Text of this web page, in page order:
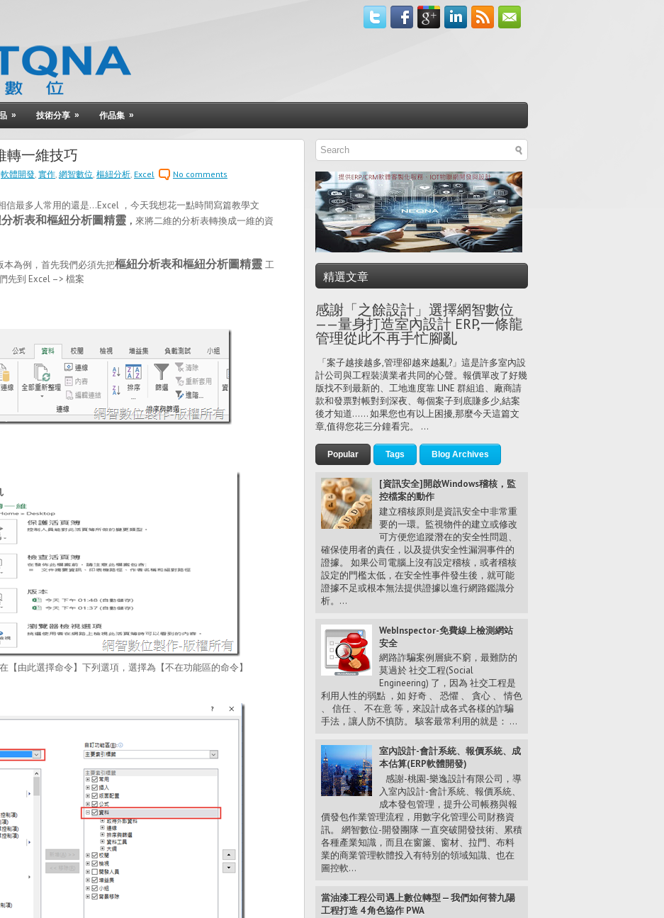
» 技術分享 » 作品集 »
轉一維技巧
軟體開發, 實作, 網智數位, 樞紐分析, Excel No comments
最多人常用的還是…Excel ，今天我想花一點時間寫篇教學文
析表和樞紐分析圖精靈 ， 來將二維的分析表轉換成一維的資
為例，首先我們必須先把樞紐分析表和樞紐分析圖精靈 工
先到 Excel –> 檔案
【由此選擇命令】下列選項，選擇為【不在功能區的命令】
精選文章
感謝「之餘設計」選擇網智數位
——量身打造室內設計 ERP,一條龍
管理從此不再手忙腳亂
「案子越接越多,管理卻越來越亂?」這是許多室內設
計公司與工程裝潢業者共同的心聲。報價單改了好幾
版找不到最新的、工地進度靠 LINE 群組追、廠商請
款和發票對帳對到深夜、每個案子到底賺多少,結案
後才知道…… 如果您也有以上困擾,那麼今天這篇文
章,值得您花三分鐘看完。 ...
Popular Tags Blog Archives
[資訊安全]開啟Windows稽核，監
控檔案的動作
建立稽核原則是資訊安全中非常重
要的一環。監視物件的建立或修改
可方便您追蹤潛在的安全性問題、
確保使用者的責任，以及提供安全性漏洞事件的
證據。 如果公司電腦上沒有設定稽核，或者稽核
設定的門檻太低，在安全性事件發生後，就可能
證據不足或根本無法提供證據以進行網路鑑識分
析。...
WebInspector-免費線上檢測網站
安全
網路詐騙案例層疵不窮，最難防的
莫過於 社交工程(Social
Engineering) 了，因為 社交工程是
利用人性的弱點 ，如 好奇 、 恐懼 、 貪心 、 情色
、 信任 、 不在意 等，來設計成各式各樣的詐騙
手法，讓人防不慎防。 駭客最常利用的就是： ...
室內設計-會計系統、報價系統、成
本估算(ERP軟體開發)
感謝-桃園-樂逸設計有限公司，導
入室內設計-會計系統、報價系統、
成本發包管理，提升公司帳務與報
價發包作業管理流程，用數字化管理公司財務資
訊。 網智數位-開發團隊 一直突破開發技術、累積
各種產業知識，而且在窗簾、窗材、拉門、布料
業的商業管理軟體投入有特別的領域知識、也在
圖控軟...
當油漆工程公司遇上數位轉型 — 我們如何替九陽
工程打造 4 角色協作 PWA